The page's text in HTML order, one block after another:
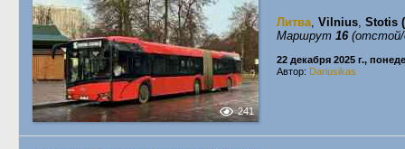
241
Литва, Vilnius, Stotis
Маршрут 16(отстой/
22 декабря 2025 г.,
Автор: Dariusikas